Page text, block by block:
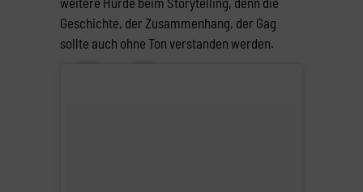
Geschichte, der Zusammenhang, der Gag
sollte auch ohne Ton verstanden werden.